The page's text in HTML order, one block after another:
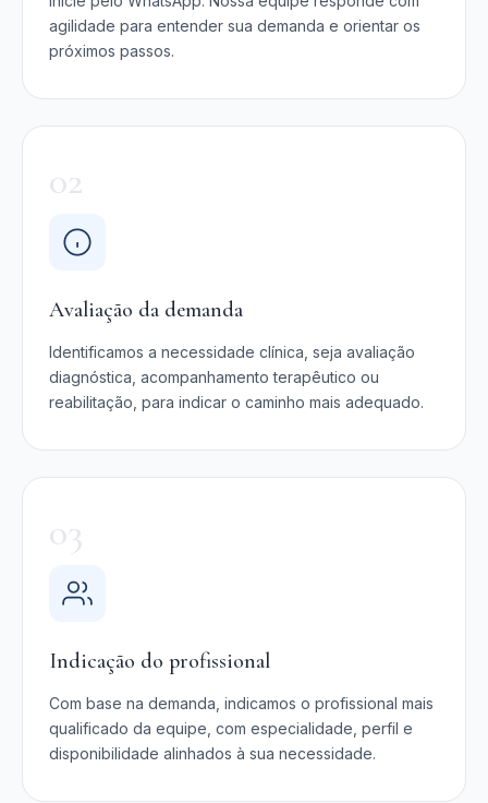
agilidade para entender sua demanda e orientar os
próximos passos.
02
Avaliação da demanda
Identificamos a necessidade clínica, seja avaliação
diagnóstica, acompanhamento terapêutico ou
reabilitação, para indicar o caminho mais adequado.
03
Indicação do profissional
Com base na demanda, indicamos o profissional mais
qualificado da equipe, com especialidade, perfil e
disponibilidade alinhados à sua necessidade.